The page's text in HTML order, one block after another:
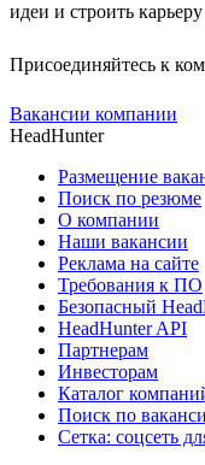
идеи и строить
Присоединяйтесь к
Вакансии компании
HeadHunter
Размещение
Поиск по резюме
О компании
Наши вакансии
Реклама на сайте
Требования к ПО
Безопасный
HeadHunter API
Партнерам
Инвесторам
Каталог
Поиск по
Сетка: соцсеть